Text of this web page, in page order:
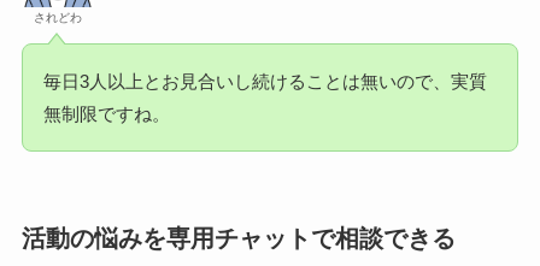
されどわ
毎日3人以上とお見合いし続けることは無いので、実質
無制限ですね。
活動の悩みを専用チャットで相談できる